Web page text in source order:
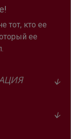
тот, кто ее
ее